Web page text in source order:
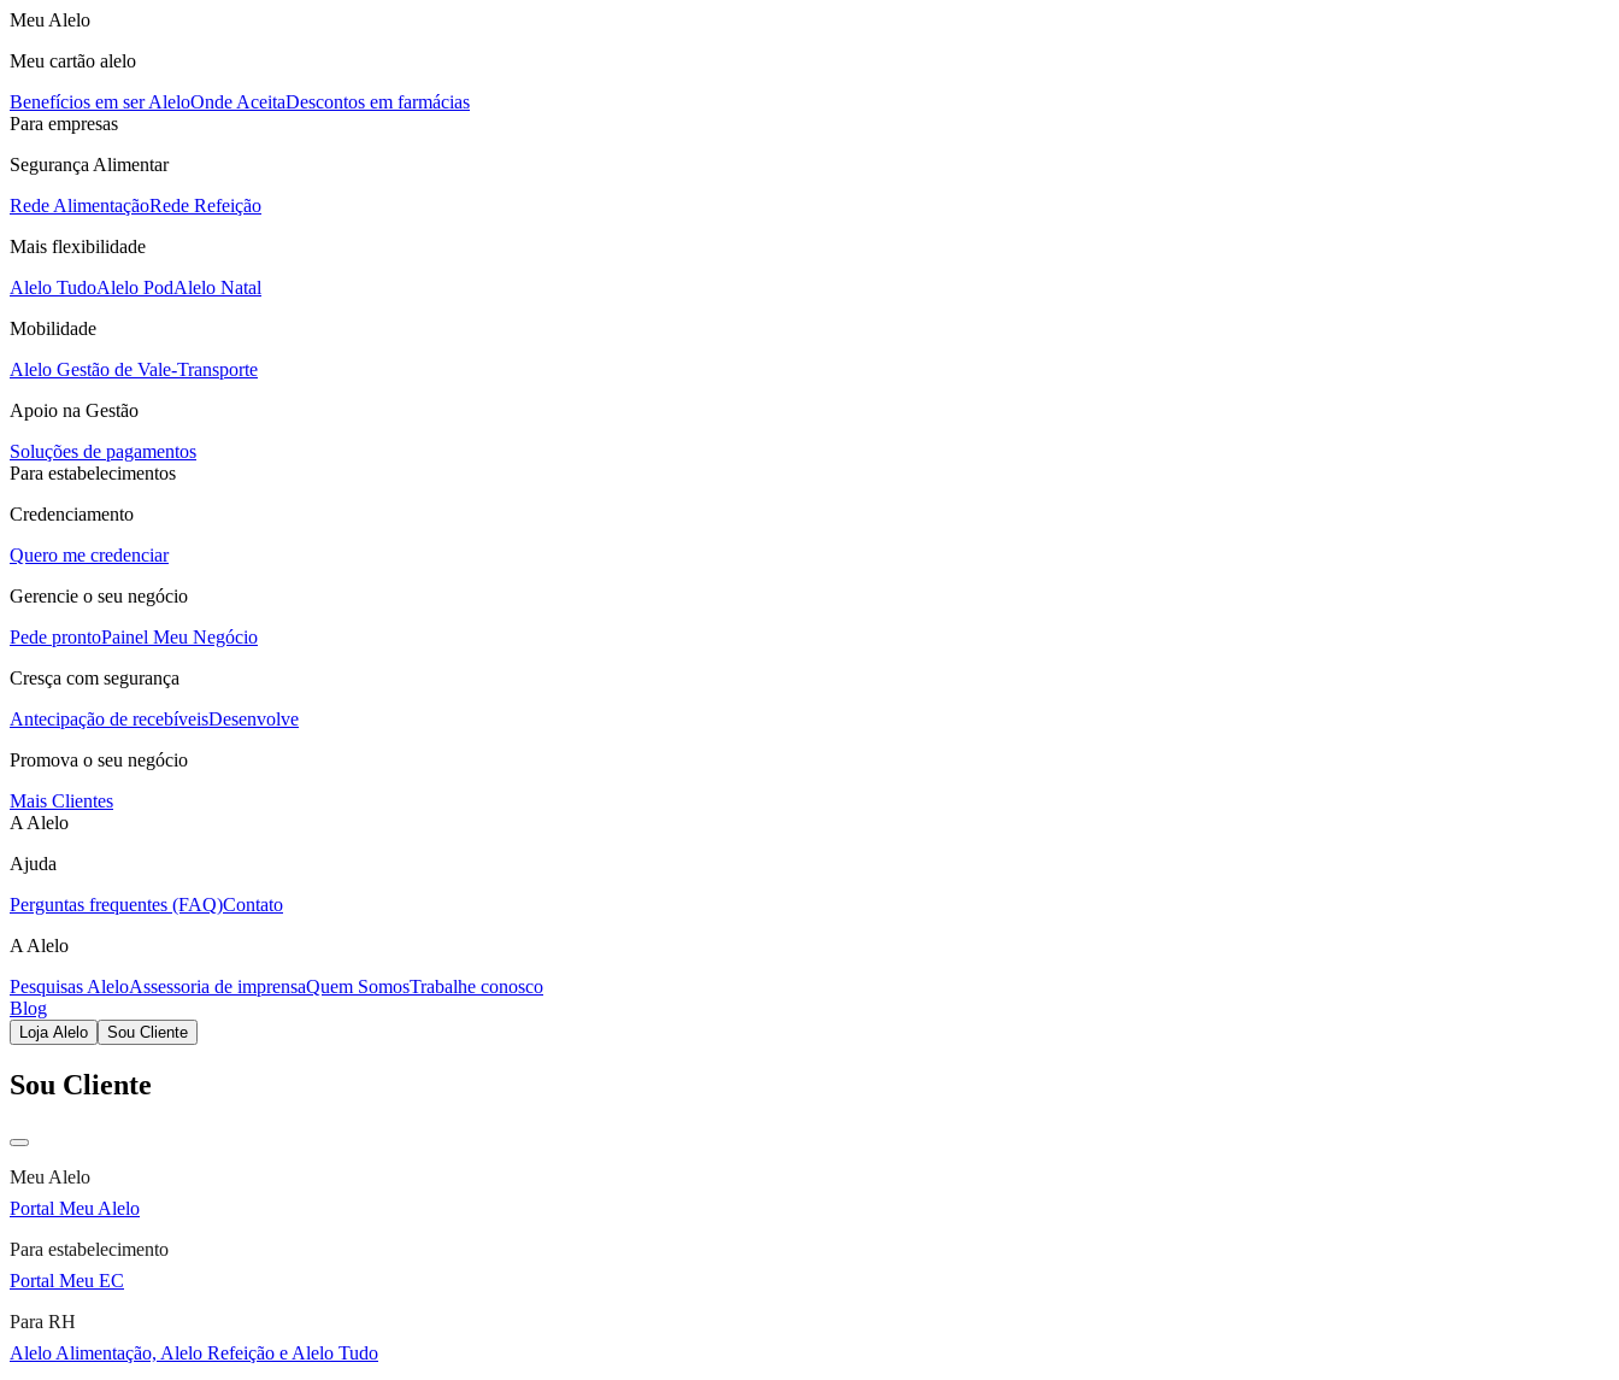
Meu Alelo
Meu cartão alelo
Benefícios em ser AleloOnde AceitaDescontos em farmácias
Para empresas
Segurança Alimentar
Rede AlimentaçãoRede Refeição
Mais flexibilidade
Alelo TudoAlelo PodAlelo Natal
Mobilidade
Alelo Gestão de Vale-Transporte
Apoio na Gestão
Soluções de pagamentos
Para estabelecimentos
Credenciamento
Quero me credenciar
Gerencie o seu negócio
Pede prontoPainel Meu Negócio
Cresça com segurança
Antecipação de recebíveisDesenvolve
Promova o seu negócio
Mais Clientes
A Alelo
Ajuda
Perguntas frequentes (FAQ)Contato
A Alelo
Pesquisas AleloAssessoria de imprensaQuem SomosTrabalhe conosco
Blog
Loja Alelo Sou Cliente
Sou Cliente
Meu Alelo
Portal Meu Alelo
Para estabelecimento
Portal Meu EC
Para RH
Alelo Alimentação, Alelo Refeição e Alelo Tudo